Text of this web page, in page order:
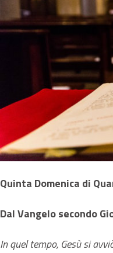
Quinta Domenica di
Dal Vangelo secondo
In quel tempo, Gesù si